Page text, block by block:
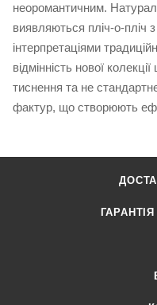
неоромантичним.
виявляються пліч-о-пліч
інтерпретаціями
відмінність нової
тиснення та не
фактур, що створюють